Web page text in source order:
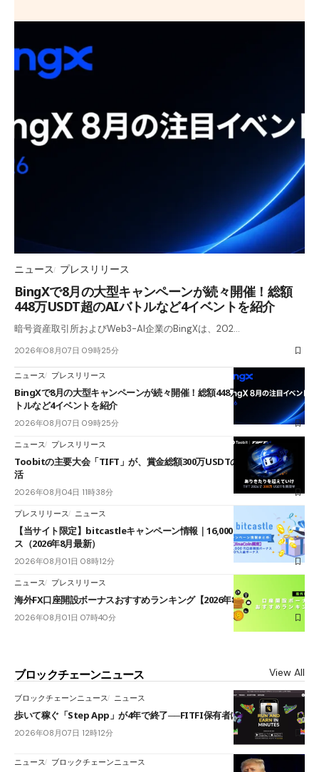
ニュース プレスリリース
BingXで8月の大型キャンペーンが続々開催！総額
448万USDT超のAIバトルなど4イベントを紹介
暗号資産取引所およびWeb3-AI企業のBingXは、202…
2026年08月07日 09時25分
ニュース プレスリリース
BingXで8月の大型キャンペーンが続々開催！総額448万USDT超のAIバ
トルなど4イベントを紹介
2026年08月07日 09時25分
ニュース プレスリリース
Toobitの主要大会「TIFT」が、賞金総額300万USDTのレースとして復
活
2026年08月04日 11時38分
プレスリリース ニュース
【当サイト限定】bitcastleキャンペーン情報｜16,000円口座開設ボーナ
ス（2026年8月最新）
2026年08月01日 08時12分
ニュース プレスリリース
海外FX口座開設ボーナスおすすめランキング【2026年8月最新】
2026年08月01日 07時40分
ブロックチェーンニュース View All
ブロックチェーンニュース ニュース
歩いて稼ぐ「Step App」が4年で終了──FITFI保有者に対応呼びかけ
2026年08月07日 12時12分
ニュース ブロックチェーンニュース